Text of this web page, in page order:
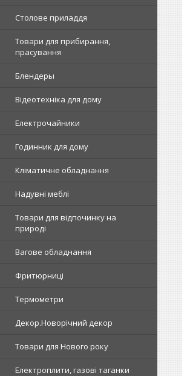
Столове приладдя
Товари для прибирання,
прасування
Блендеры
Відеотехніка для дому
Електрочайники
Годинник для дому
Кліматичне обладнання
Надувні меблі
Товари для відпочинку на
природі
Вагове обладнання
Фритюрниці
Термометри
Декор.Новорічний декор
Товари для Нового року
Електроплити, газові таганки